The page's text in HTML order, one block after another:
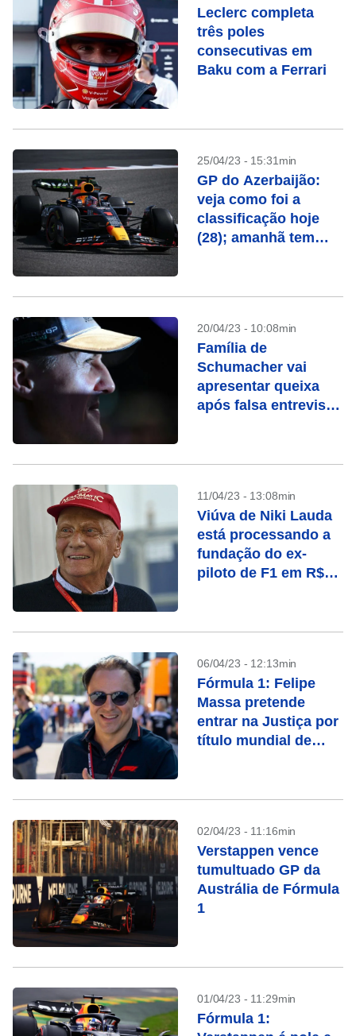
Leclerc completa
três poles
consecutivas em
Baku com a Ferrari
25/04/23 - 15:31min
GP do Azerbaijão:
veja como foi a
classificação hoje
(28); amanhã tem
completa
20/04/23 - 10:08min
Família de
Schumacher vai
apresentar queixa
após falsa entrevista
11/04/23 - 13:08min
Viúva de Niki Lauda
está processando a
fundação do ex-
piloto de F1 em R$
06/04/23 - 12:13min
Fórmula 1: Felipe
Massa pretende
entrar na Justiça por
título mundial de
02/04/23 - 11:16min
Verstappen vence
tumultuado GP da
Austrália de Fórmula
1
01/04/23 - 11:29min
Fórmula 1: